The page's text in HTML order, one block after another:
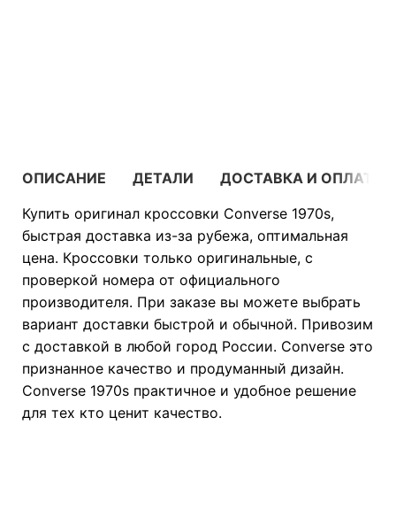
ОПИСАНИЕ ДЕТАЛИ
ДОСТАВКА И ОПЛАТА
Купить оригинал кроссовки Converse 1970s,
быстрая доставка из-за рубежа, оптимальная
цена. Кроссовки только оригинальные, с
проверкой номера от официального
производителя. При заказе вы можете выбрать
вариант доставки быстрой и обычной. Привозим
с доставкой в любой город России. Converse это
признанное качество и продуманный дизайн.
Converse 1970s практичное и удобное решение
для тех кто ценит качество.